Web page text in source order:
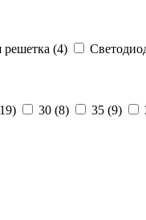
решетка (4)
30 (8) 35 (9)